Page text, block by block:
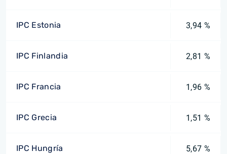
IPC Estonia 3,94 %
IPC Finlandia 2,81 %
IPC Francia 1,96 %
IPC Grecia 1,51 %
IPC Hungría 5,67 %